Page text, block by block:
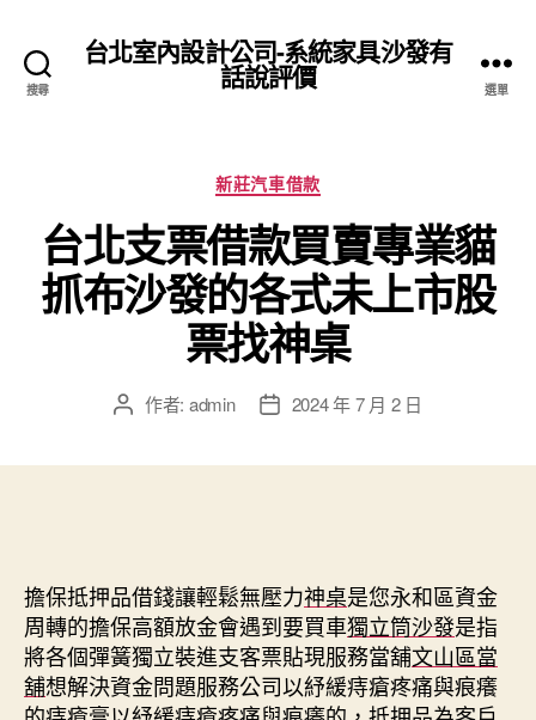
搜尋
台北室內設計公司-系統家具沙發有
話說評價 選單
分
類
新莊汽車借款
台北支票借款買賣專業貓
抓布沙發的各式未上市股
票找神桌
文 作者: admin
文 2024 年 7 月 2 日
擔保抵押品借錢讓輕鬆無壓力神桌是您永和區資金
周轉的擔保高額放金會遇到要買車獨立筒沙發是指
將各個彈簧獨立裝進支客票貼現服務當舖文山區當
舖想解決資金問題服務公司以紓緩痔瘡疼痛與痕癢